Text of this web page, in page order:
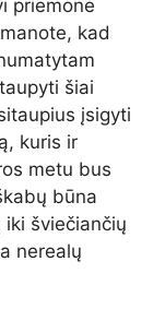
priemonė
kad
šiai
įsigyti
kuris ir
metu bus
būna
šviečiančių
nerealų